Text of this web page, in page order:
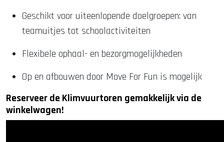
Geschikt voor uiteenlopende doelgroepen: van
teamuitjes tot schoolactiviteiten
Flexibele ophaal- en bezorgmogelijkheden
Op en afbouwen door Move For Fun is mogelijk
Reserveer de Klimvuurtoren gemakkelijk via de
winkelwagen!